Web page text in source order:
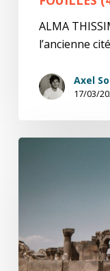
ALMA
l’ancienne
Axel
17/03/
(3/7)